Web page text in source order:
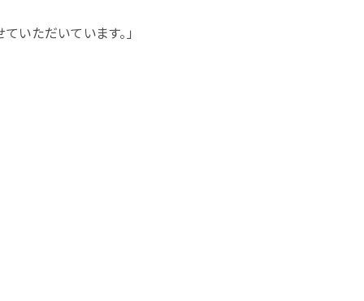
いただいています。」